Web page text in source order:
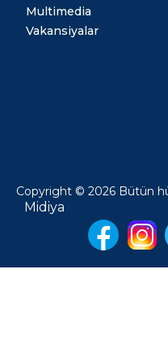
Multimedia
Vakansiyalar
Copyright © 2026 Bütün
Midiya